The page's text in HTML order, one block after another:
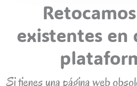
existentes en
Si tienes una página web